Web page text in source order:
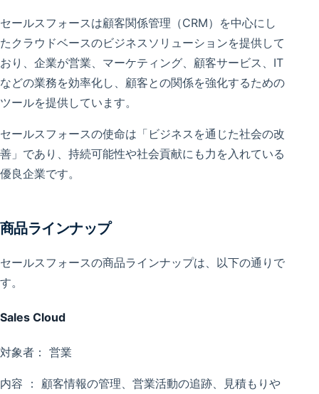
セールスフォースは顧客関係管理（CRM）を中心にし
たクラウドベースのビジネスソリューションを提供して
おり、企業が営業、マーケティング、顧客サービス、IT
などの業務を効率化し、顧客との関係を強化するための
ツールを提供しています。
セールスフォースの使命は「ビジネスを通じた社会の改
善」であり、持続可能性や社会貢献にも力を入れている
優良企業です。
商品ラインナップ
セールスフォースの商品ラインナップは、以下の通りで
す。
Sales Cloud
対象者： 営業
内容 ： 顧客情報の管理、営業活動の追跡、見積もりや